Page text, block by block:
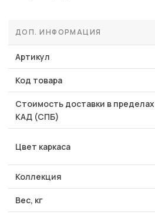
ДОП. ИНФОРМАЦИЯ
Артикул
Код товара
Стоимость доставки в пределах
КАД (СПБ)
Цвет каркаса
Коллекция
Вес, кг